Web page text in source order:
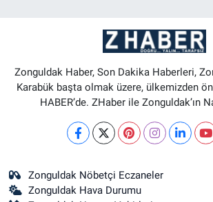
Zonguldak Haber, Son Dakika Haberleri,
Karabük başta olmak üzere, ülkemizden
HABER’de. ZHaber ile Zonguldak’ın
Zonguldak Nöbetçi Eczaneler
Zonguldak Hava Durumu